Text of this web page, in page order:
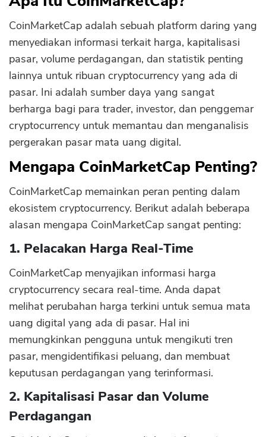
Kekurangan CoinMarketCap
CoinMarketCap Gratis atau Berbayar?
Kesimpulan
FAQs
CoinMarketCap adalah sebuah platform daring yang
menyediakan informasi terkait harga, kapitalisasi
pasar, volume perdagangan, dan statistik penting
lainnya untuk ribuan cryptocurrency yang ada di
pasar. Ini adalah sumber daya yang sangat
berharga bagi para trader, investor, dan penggemar
cryptocurrency untuk memantau dan menganalisis
pergerakan pasar mata uang digital.
Mengapa CoinMarketCap Penting?
CoinMarketCap memainkan peran penting dalam
ekosistem cryptocurrency. Berikut adalah beberapa
alasan mengapa CoinMarketCap sangat penting:
1. Pelacakan Harga Real-Time
CoinMarketCap menyajikan informasi harga
cryptocurrency secara real-time. Anda dapat
melihat perubahan harga terkini untuk semua mata
uang digital yang ada di pasar. Hal ini
memungkinkan pengguna untuk mengikuti tren
pasar, mengidentifikasi peluang, dan membuat
keputusan perdagangan yang terinformasi.
2. Kapitalisasi Pasar dan Volume
Perdagangan